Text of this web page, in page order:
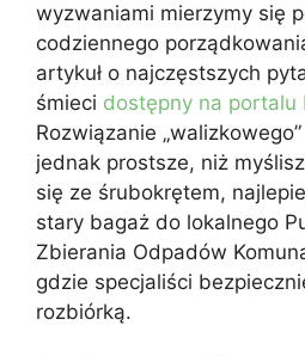
wyzwaniami mierzymy się
codziennego
artykuł o najczęstszych
śmieci dostępny na portalu
Rozwiązanie
jednak prostsze, niż
się ze śrubokrętem,
stary bagaż do lokalnego
Zbierania Odpadów
gdzie specjaliści
rozbiórką.